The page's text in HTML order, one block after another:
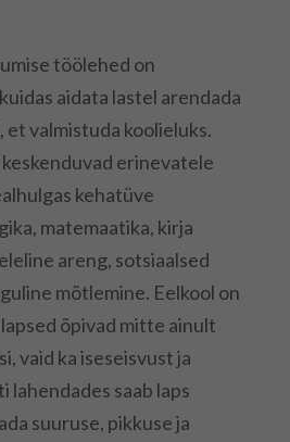
töölehed on
aidata lastel arendada
et valmistuda koolieluks.
erinevatele
kehatüve
matemaatika, kirja
areng, sotsiaalsed
mõtlemine. Eelkool on
õpivad mitte ainult
vaid ka iseseisvust ja
lahendades saab laps
suuruse, pikkuse ja